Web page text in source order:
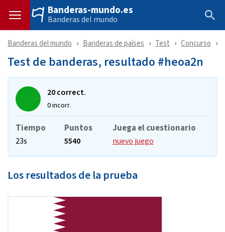
Banderas-mundo.es
Banderas del mundo
Banderas del mundo Banderas de países Test Concurso
Test de banderas, resultado #heoa2n
20 correct.
0 incorr.
Tiempo
23s
Puntos
5540
Juega el cuestionario
nuevo juego
Los resultados de la prueba